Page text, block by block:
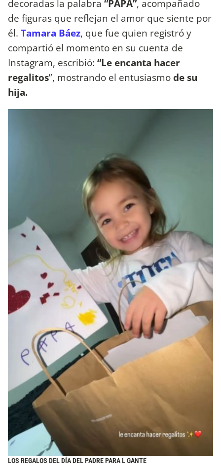
decoradas la palabra “PAPÁ”, acompañado
de figuras que reflejan el amor que siente por
él. Tamara Báez, que fue quien registró y
compartió el momento en su cuenta de
Instagram, escribió: “Le encanta hacer
regalitos”, mostrando el entusiasmode su
hija.
LOS REGALOS DEL DÍA DEL PADRE PARA L GANTE